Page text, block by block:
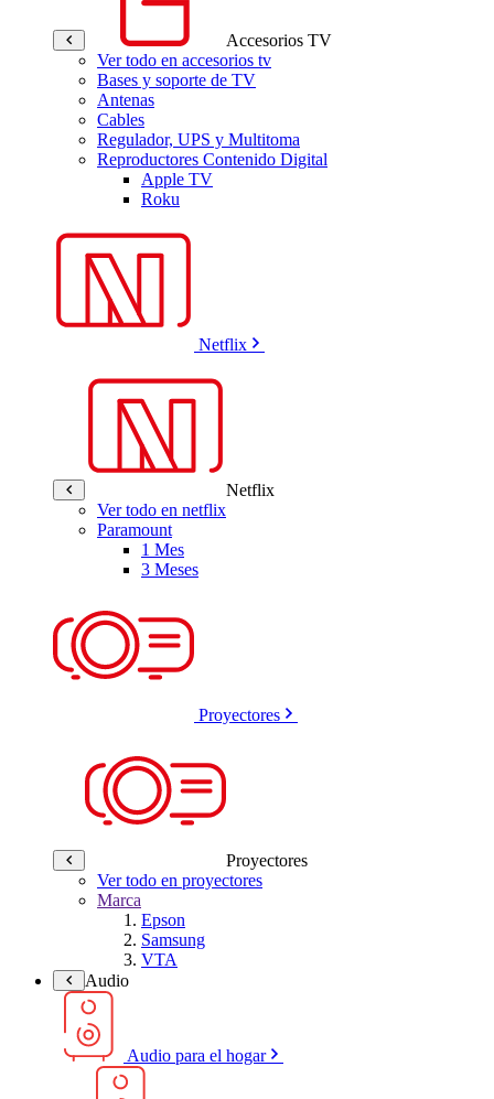
Accesorios TV
Ver todo en accesorios tv
Bases y soporte de TV
Antenas
Cables
Regulador, UPS y Multitoma
Reproductores Contenido Digital
Apple TV
Roku
Netflix
Netflix
Ver todo en netflix
Paramount
1 Mes
3 Meses
Proyectores
Proyectores
Ver todo en proyectores
Marca
Epson
Samsung
VTA
Audio
Audio para el hogar